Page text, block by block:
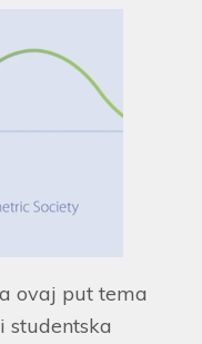
ovaj put tema
studentska